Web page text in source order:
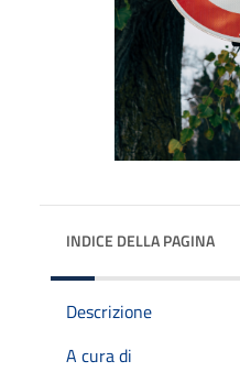
INDICE DELLA PAGINA
Descrizione
A cura di